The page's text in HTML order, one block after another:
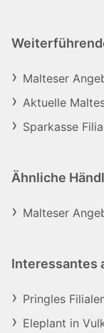
Malteser
Aktuelle
Sparkasse
Ähnliche
Malteser
Interessantes
Pringles
Eleplant in